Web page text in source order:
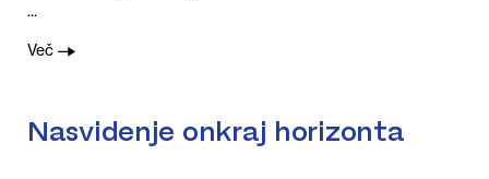
...
Več
Nasvidenje onkraj horizonta